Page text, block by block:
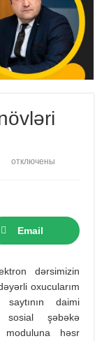
отключены
Email
dərsimizin
oxucularım
saytının daimi
sosial şəbəkə
moduluna həsr